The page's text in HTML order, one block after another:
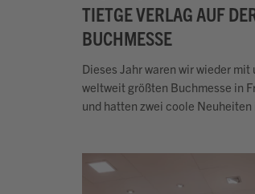
TIETGE VERLAG AUF
BUCHMESSE
Dieses Jahr waren wir wieder mit
weltweit größten Buchmesse in
und hatten zwei coole Neuheiten